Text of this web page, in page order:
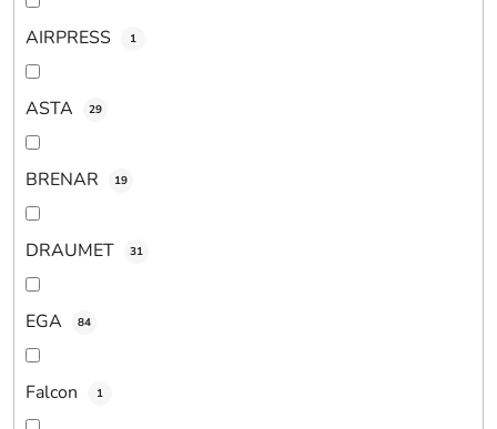
AIRPRESS 1
ASTA 29
BRENAR 19
DRAUMET 31
EGA 84
Falcon 1